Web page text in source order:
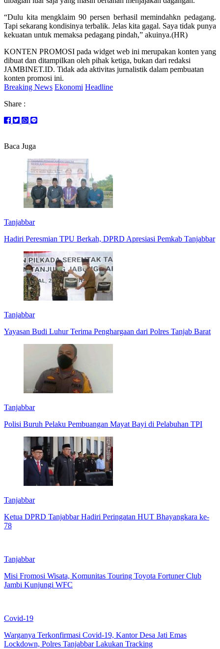
“Dulu kita mengklaim 90 persen berhasil memindahkn pedagang.
Tapi sekarang kondisinya terbalik. Jelas kita gagal. Saya tidak punya
kekuatan untuk memaksa pedagang pindah,” akuinya.(HR)
KONTEN PROMOSI pada widget web ini merupakan konten yang
dibuat dan ditampilkan oleh pihak ketiga, bukan dari redaksi
JAMBINET.ID. Tidak ada aktivitas jurnalistik dalam pembuatan
konten promosi ini.
Breaking News Ekonomi Headline
Share :
Baca Juga
Tanjabbar
Hadiri Peresmian TPU Berkah, DPRD Apresiasi Pemkab Tanjabbar
Tanjabbar
Yayasan Budi Luhur Terima Penghargaan dari Polres Tanjab Barat
Tanjabbar
Polisi Buruh Pelaku Pembuangan Mayat Bayi di Pelabuhan TPI
Tanjabbar
Ketua DPRD Tanjabbar Hadiri Peringatan HUT Bhayangkara ke-
78
Tanjabbar
Misi Fromosi Wisata, Komunitas Touring Toyota Fortuner Club
Jambi Kunjungi WFC
Covid-19
Warganya Terkonfirmasi Covid-19, Kantor Desa Jati Emas
Lockdown, Polres Tanjabbar Lakukan Tracking